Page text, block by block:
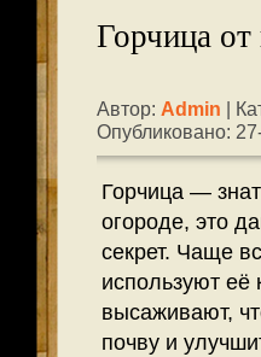
Горчица от
Автор: Admin |
Опубликовано:
Горчица —
огороде, это
секрет. Чаще
используют её
высаживают,
почву и